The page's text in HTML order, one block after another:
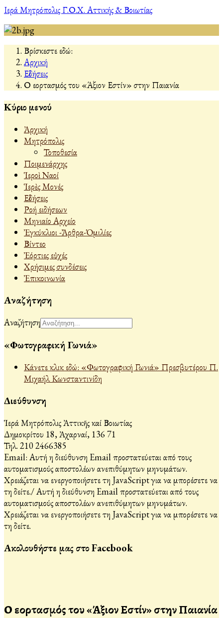
Ιερά Μητρόπολις Γ.Ο.Χ. Αττικής & Βοιωτίας
Βρίσκεστε εδώ:
Αρχική
Εἰδήσεις
Ο εορτασμός του «Άξιον Εστίν» στην Παιανία
Κύριο μενού
Ἀρχική
Μητρόπολις
Τοποθεσία
Ποιμενάρχης
Ἱεροὶ Ναοί
Ἱερὲς Μονές
Εἰδήσεις
Ροή ειδήσεων
Μηνιαίο Αρχείο
Ἐγκύκλιοι -Ἄρθρα-Ὁμιλίες
Βίντεο
Ἐόρτιες εὐχές
Χρήσιμες συνδέσεις
Ἐπικοινωνία
Αναζήτηση
Αναζήτηση
«Φωτογραφική Γωνιά»
Κάνετε κλικ εδώ: «Φωτογραφική Γωνιά» Πρεσβυτέρου Π.
Μιχαήλ Κωνσταντινίδη
Διεύθυνση
Ἱερά Μητρόπολις Ἀττικῆς καί Βοιωτίας
Δημοκρίτου 18, Ἀχαρναί, 136 71
Τηλ. 210 2466385
Email: Αυτή η διεύθυνση Email προστατεύεται από τους
αυτοματισμούς αποστολέων ανεπιθύμητων μηνυμάτων.
Χρειάζεται να ενεργοποιήσετε τη JavaScript για να μπορέσετε να
τη δείτε./Αυτή η διεύθυνση Email προστατεύεται από τους
αυτοματισμούς αποστολέων ανεπιθύμητων μηνυμάτων.
Χρειάζεται να ενεργοποιήσετε τη JavaScript για να μπορέσετε να
τη δείτε.
Ακολουθήστε μας στο Facebook
Ο εορτασμός του «Άξιον Εστίν» στην Παιανία